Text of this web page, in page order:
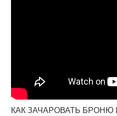
КАК ЗАЧАРОВАТЬ БРОНЮ